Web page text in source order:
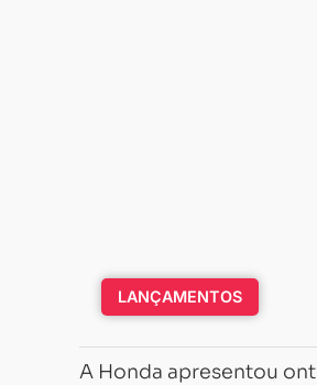
LANÇAMENTOS
A Honda apresentou